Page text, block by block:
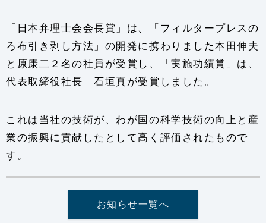
「日本弁理士会会長賞」は、「フィルタープレスの
ろ布引き剥し方法」の開発に携わりました本田伸夫
と原康二２名の社員が受賞し、「実施功績賞」は、
代表取締役社長 石垣真が受賞しました。
これは当社の技術が、わが国の科学技術の向上と産
業の振興に貢献したとして高く評価されたもので
す。
お知らせ一覧へ